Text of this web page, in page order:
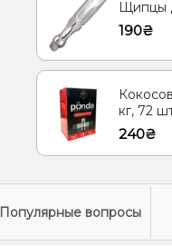
Щипцы
190₴
кг, 72
240₴
Популярные вопросы